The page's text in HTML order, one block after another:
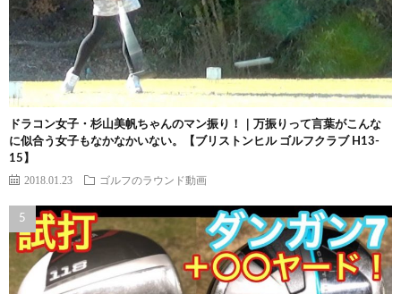
ドラコン女子・杉山美帆ちゃんのマン振り！｜万振りって言葉がこんな
に似合う女子もなかなかいない。【ブリストンヒル ゴルフクラブ H13-
15】
2018.01.23 ゴルフのラウンド動画